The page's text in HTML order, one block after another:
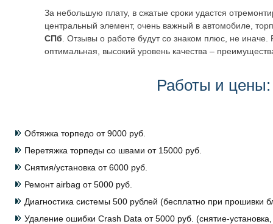
За небольшую плату, в сжатые сроки удастся
центральный элемент, очень важный в автомобиле,
СПб . Отзывы о работе будут со знаком плюс, не
оптимальная, высокий уровень качества –
Работы и цены:
Обтяжка торпедо от 9000 руб.
Перетяжка торпеды со швами от 15000 руб.
Снятия/установка от 6000 руб.
Ремонт airbag от 5000 руб.
Диагностика системы 500 рублей (бесплатно при прошивки
Удаление ошибки Crash Data от 5000 руб. (снятие-